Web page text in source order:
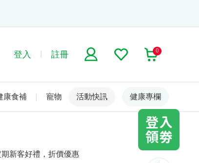
登入 註冊 0
康食補 寵物 名人嚴選
活動快訊 健康專欄
新客好禮，折價優惠